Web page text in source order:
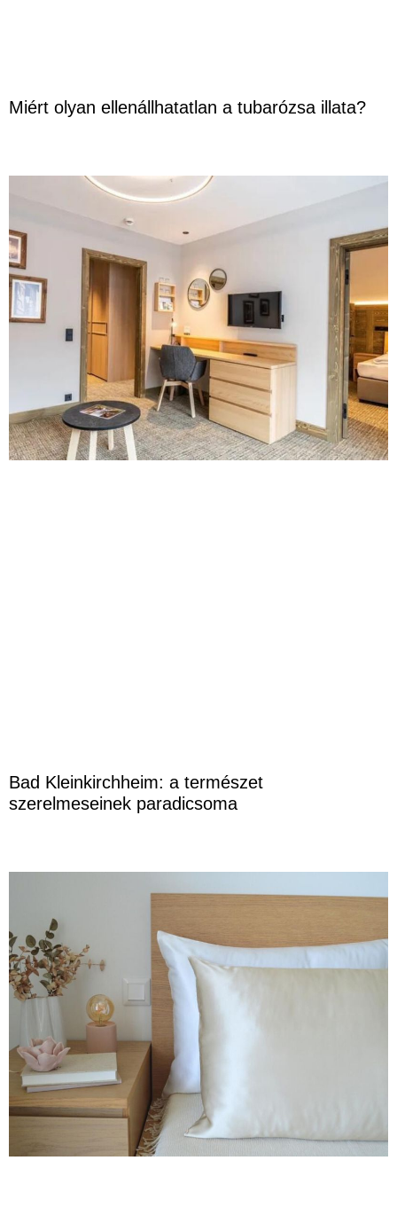
Miért olyan ellenállhatatlan a tubarózsa illata?
Bad Kleinkirchheim: a természet
szerelmeseinek paradicsoma